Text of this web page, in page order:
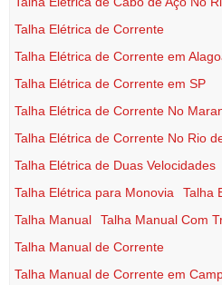
Talha Elétrica de Corrente
Talha Elétrica de Corrente em
Talha Elétrica de Corrente em SP
Talha Elétrica de Corrente No
Talha Elétrica de Corrente No Rio
Talha Elétrica de Duas Velocidades
Talha Elétrica para Monovia
Talha
Talha Manual
Talha Manual Com
Talha Manual de Corrente
Talha Manual de Corrente em